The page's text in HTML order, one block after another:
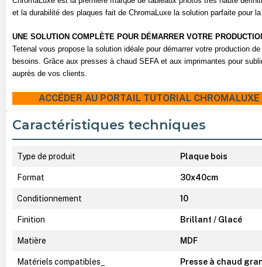
et la durabilité des plaques fait de ChromaLuxe la solution parfaite pour
UNE SOLUTION COMPLÈTE POUR DÉMARRER VOTRE
Tetenal vous propose la solution idéale pour démarrer votre production
besoins. Grâce aux presses à chaud SEFA et aux imprimantes pour
auprès de vos clients.
ACCÉDER AU PORTAIL TUTORIAL
Caractéristiques techniques
Type de produit Plaque bois
Format 30x40cm
Conditionnement 10
Finition Brillant / Glacé
Matière MDF
Matériels compatibles_ Presse à chaud